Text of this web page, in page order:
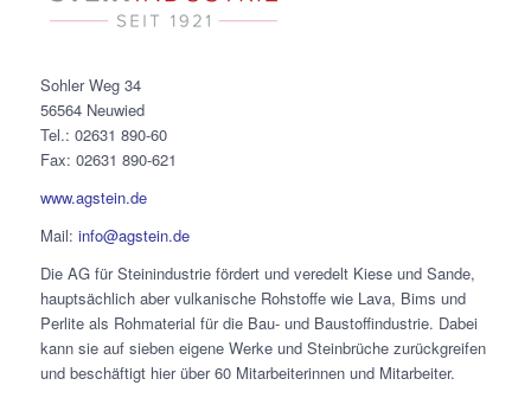
Sohler Weg 34
56564 Neuwied
Tel.: 02631 890-60
Fax: 02631 890-621
www.agstein.de
Mail: info@agstein.de
Die AG für Steinindustrie fördert und veredelt Kiese und Sande,
hauptsächlich aber vulkanische Rohstoffe wie Lava, Bims und
Perlite als Rohmaterial für die Bau- und Baustoffindustrie. Dabei
kann sie auf sieben eigene Werke und Steinbrüche zurückgreifen
und beschäftigt hier über 60 Mitarbeiterinnen und Mitarbeiter.